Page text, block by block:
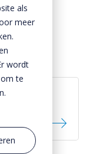
als
meer
wordt
te